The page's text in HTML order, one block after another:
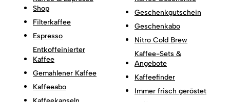
Shop
Filterkaffee
Espresso
Entkoffeinierter
Kaffee
Gemahlener Kaffee
Kaffeeabo
Geschenkgutschein
Geschenkabo
Nitro Cold Brew
Kaffee-Sets &
Angebote
Kaffeefinder
Immer frisch geröstet